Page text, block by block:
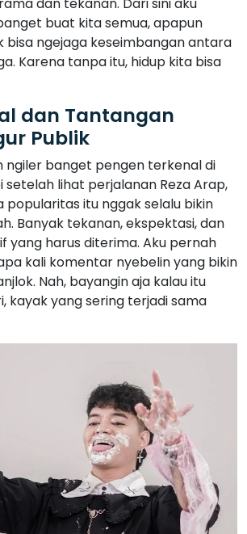
dan tekanan. Dari sini aku
buat kita semua, apapun
bisa ngejaga keseimbangan antara
Karena tanpa itu, hidup kita bisa
dan Tantangan
Publik
ngiler banget pengen terkenal di
setelah lihat perjalanan Reza Arap,
popularitas itu nggak selalu bikin
Banyak tekanan, ekspektasi, dan
yang harus diterima. Aku pernah
kali komentar nyebelin yang bikin
Nah, bayangin aja kalau itu
kayak yang sering terjadi sama